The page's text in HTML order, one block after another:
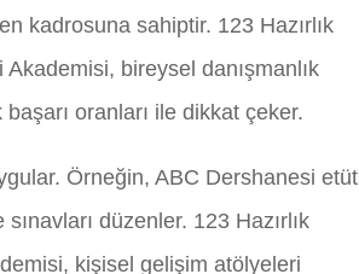
kadrosuna sahiptir. 123 Hazırlık
bireysel danışmanlık
oranları ile dikkat çeker.
Örneğin, ABC Dershanesi etüt
düzenler. 123 Hazırlık
kişisel gelişim atölyeleri